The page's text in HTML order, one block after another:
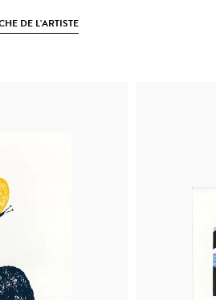
DE L'ARTISTE